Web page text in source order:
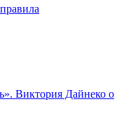
Виктория Дайнеко о